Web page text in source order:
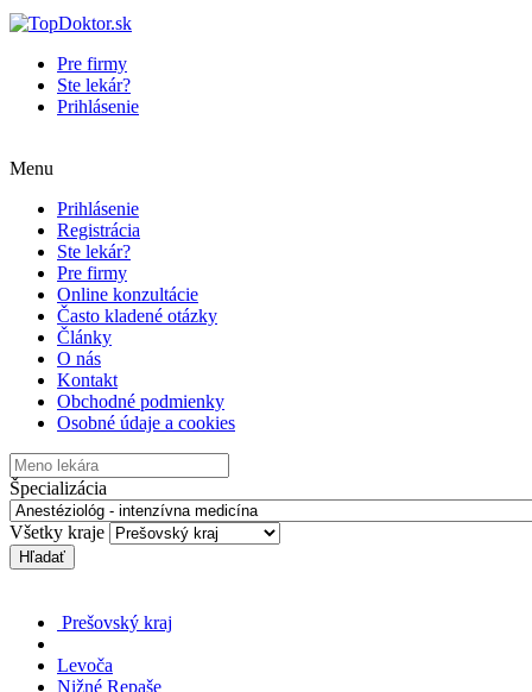
Pre firmy
Ste lekár?
Prihlásenie
Menu
Prihlásenie
Registrácia
Ste lekár?
Pre firmy
Online konzultácie
Často kladené otázky
Články
O nás
Kontakt
Obchodné podmienky
Osobné údaje a cookies
Špecializácia
Všetky kraje
Hľadať
Prešovský kraj
Levoča
Nižné Repaše